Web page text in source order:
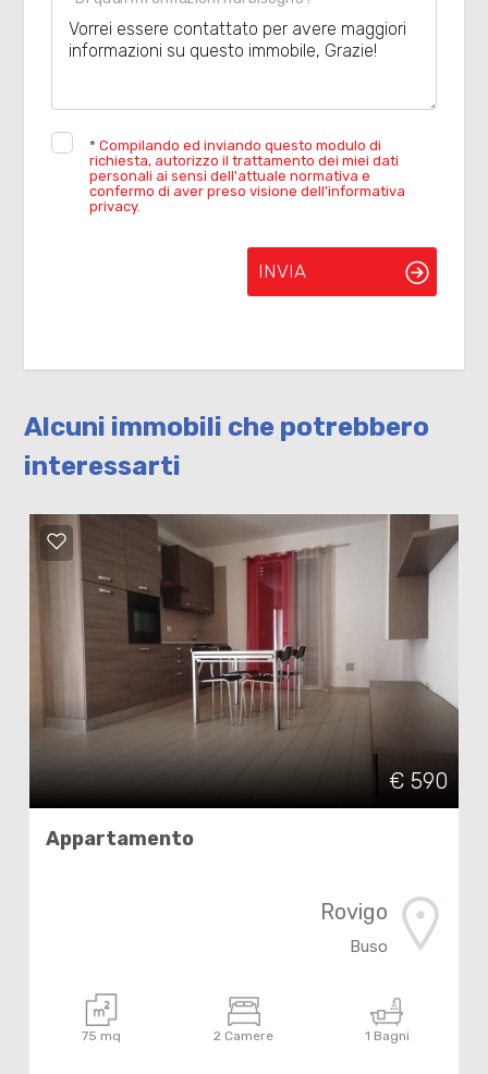
*Compilando ed inviando questo modulo di
richiesta, autorizzo il trattamento dei miei dati
personali ai sensi dell'attuale normativa e
confermo di aver preso visione dell'informativa
privacy.
INVIA
Alcuni immobili che potrebbero
interessarti
€ 590
Appartamento
Rovigo
Buso
75 mq 2 Camere 1 Bagni